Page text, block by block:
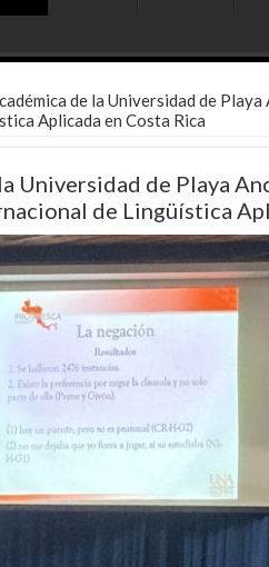
de la Universidad de
Aplicada en Costa Rica
Universidad de Playa
de Lingüística